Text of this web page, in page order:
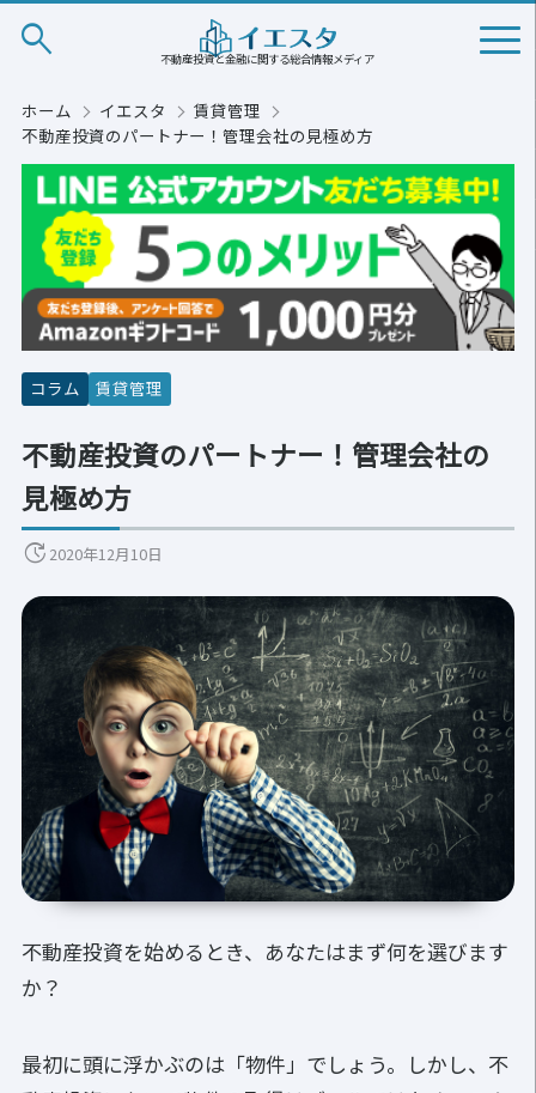
不動産投資と金融に関する総合情報メディア
search
ホーム イエスタ
賃貸管理
不動産投資のパートナー！管理会社の見極め方
コラム 賃貸管理
不動産投資のパートナー！管理会社の
見極め方
update 2020年12月10日
不動産投資を始めるとき、あなたはまず何を選びます
か？
最初に頭に浮かぶのは「物件」でしょう。しかし、不